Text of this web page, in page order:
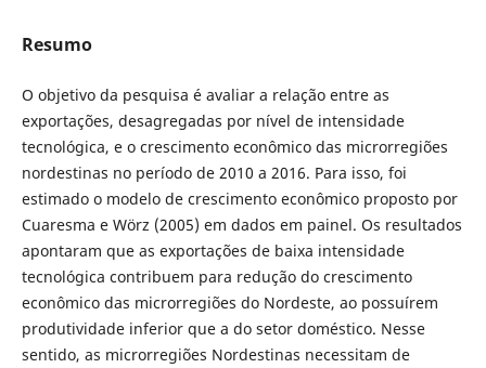
Resumo
O objetivo da pesquisa é avaliar a relação entre as
exportações, desagregadas por nível de intensidade
tecnológica, e o crescimento econômico das microrregiões
nordestinas no período de 2010 a 2016. Para isso, foi
estimado o modelo de crescimento econômico proposto por
Cuaresma e Wörz (2005) em dados em painel. Os resultados
apontaram que as exportações de baixa intensidade
tecnológica contribuem para redução do crescimento
econômico das microrregiões do Nordeste, ao possuírem
produtividade inferior que a do setor doméstico. Nesse
sentido, as microrregiões Nordestinas necessitam de